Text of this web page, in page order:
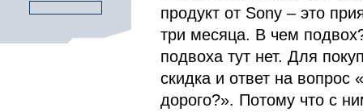
продукт от Sony – это
три месяца. В чем
подвоха тут нет. Для
скидка и ответ на
дорого?». Потому что с